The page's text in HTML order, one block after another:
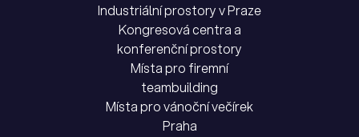
Industriální prostory v Praze
Kongresová centra a
konferenční prostory
Místa pro firemní
teambuilding
Místa pro vánoční večírek
Praha